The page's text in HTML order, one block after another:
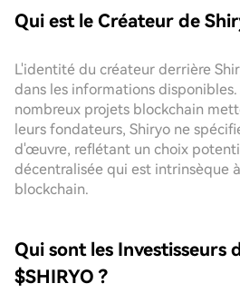
Qui est le Créateur de
L'identité du créateur derrière
dans les informations
nombreux projets blockchain
leurs fondateurs, Shiryo ne
d'œuvre, reflétant un choix
décentralisée qui est intrinsèque
blockchain.
Qui sont les Investisseurs
$SHIRYO ?